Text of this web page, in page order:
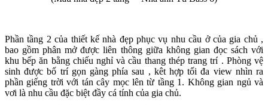
Phần tầng 2 của thiết kế nhà đẹp phục vụ nhu cầu ở của gia chủ ,
bao gồm phân mở được liên thông giữa không gian đọc sách với
khu bếp ăn bằng chiếu nghỉ và cầu thang thép trang trí . Phòng vệ
sinh được bố trí gọn gàng phía sau , kêt hợp tối đa view nhìn ra
phần giếng trời với tán cây mọc lên từ tầng 1. Không gian ngủ và
vơi là nhu cầu đặc biệt đầy cá tính của gia chủ.